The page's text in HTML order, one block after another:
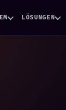
LÖSUNGEN